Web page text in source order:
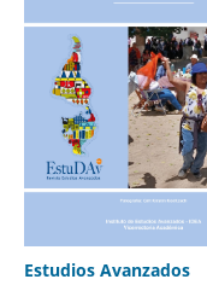
Estudios Avanzados